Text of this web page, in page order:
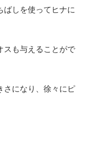
ばしを使ってヒナに
スも与えることがで
さになり、徐々にピ